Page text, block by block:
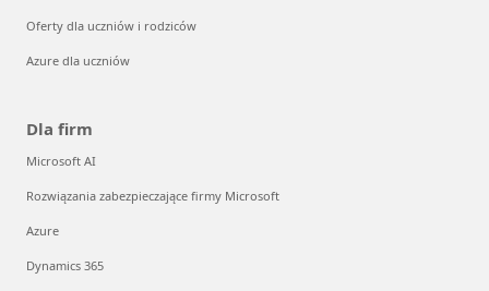
Oferty dla uczniów i rodziców
Azure dla uczniów
Dla firm
Microsoft AI
Rozwiązania zabezpieczające firmy Microsoft
Azure
Dynamics 365